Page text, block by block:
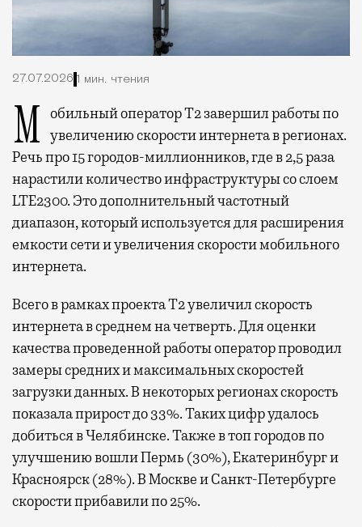
27.07.2026 1 мин. чтения
Мобильный оператор Т2 завершил работы по увеличению скорости интернета в регионах.
Речь про 15 городов-миллионников, где в 2,5 раза
нарастили количество инфраструктуры со слоем
LTE2300. Это дополнительный частотный
диапазон, который используется для расширения
емкости сети и увеличения скорости мобильного
интернета.
Всего в рамках проекта Т2 увеличил скорость
интернета в среднем на четверть. Для оценки
качества проведенной работы оператор проводил
замеры средних и максимальных скоростей
загрузки данных. В некоторых регионах скорость
показала прирост до 33%. Таких цифр удалось
добиться в Челябинске. Также в топ городов по
улучшению вошли Пермь (30%), Екатеринбург и
Красноярск (28%). В Москве и Санкт-Петербурге
скорости прибавили по 25%.